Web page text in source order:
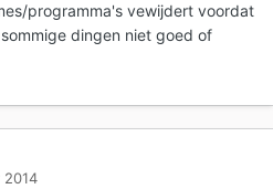
programma's vewijdert voordat
dingen niet goed of
2014